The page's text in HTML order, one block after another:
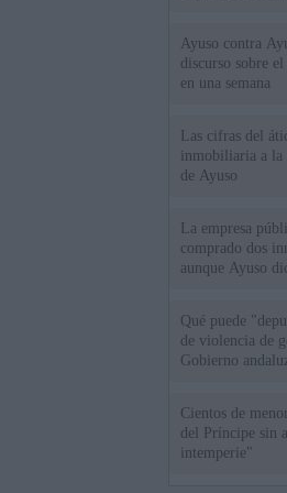
Ayuso contra
discurso sobre
en una semana
Las cifras del
inmobiliaria a la
de Ayuso
La empresa
comprado dos
aunque Ayuso
Qué puede
de violencia de
Gobierno
Cientos de
del Príncipe sin
intemperie"